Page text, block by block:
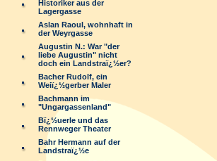
Historiker aus der
Lagergasse
Aslan Raoul, wohnhaft in
der Weyrgasse
Augustin N.: War "der
liebe Augustin" nicht
doch ein Landstraï¿½er?
Bacher Rudolf, ein
Weiï¿½gerber Maler
Bachmann im
"Ungargassenland"
Bï¿½uerle und das
Rennweger Theater
Bahr Hermann auf der
Landstraï¿½e